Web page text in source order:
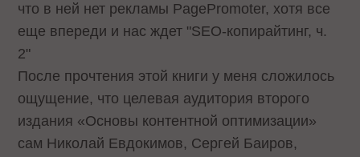
что в ней нет рекламы PagePromoter, хотя все
еще впереди и нас ждет "SEO-копирайтинг, ч.
2"
После прочтения этой книги у меня сложилось
ощущение, что целевая аудитория второго
издания «Основы контентной оптимизации»
сам Николай Евдокимов, Сергей Баиров,